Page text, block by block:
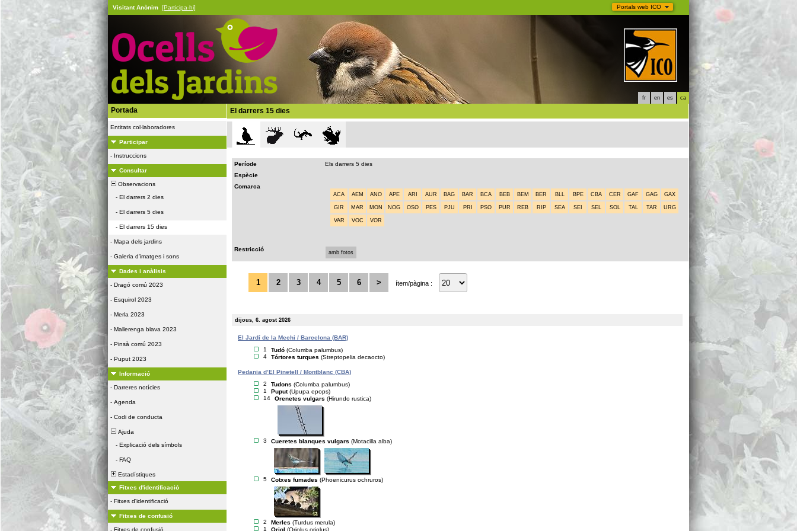
Portals web ICO
Visitant Anònim [Participa-hi]
fr en es ca
Portada
Entitats col·laboradores
Participar
- Instruccions
Consultar
Observacions
- El darrers 2 dies
- El darrers 5 dies
- El darrers 15 dies
- Mapa dels jardins
- Galeria d'imatges i sons
Dades i anàlisis
- Dragó comú 2023
- Esquirol 2023
- Merla 2023
- Mallerenga blava 2023
- Pinsà comú 2023
- Puput 2023
Informació
- Darreres notícies
- Agenda
- Codi de conducta
Ajuda
- Explicació dels símbols
- FAQ
Estadístiques
Fitxes d'identificació
- Fitxes d'identificació
Fitxes de confusió
- Fitxes de confusió
El darrers 15 dies
Període
Els darrers 5 dies
Espècie
Comarca
ACA AEM ANO APE ARI AUR BAG BAR BCA BEB BEM BER BLL BPE CBA CER GAF GAG GAX
GIR MAR MON NOG OSO PES PJU PRI PSO PUR REB RIP SEA SEI SEL SOL TAL TAR URG
VAR VOC VOR
Restricció amb fotos
1 2 3 4 5 6 > ítem/pàgina :
dijous, 6. agost 2026
El Jardí de la Mechi / Barcelona (BAR)
1
Tudó (Columba palumbus)
4
Tórtores turques (Streptopelia decaocto)
Pedania d’El Pinetell / Montblanc (CBA)
2
Tudons (Columba palumbus)
1
Puput (Upupa epops)
14
Orenetes vulgars (Hirundo rustica)
3 Cueretes blanques vulgars (Motacilla alba)
5 Cotxes fumades (Phoenicurus ochruros)
2 Merles (Turdus merula)
1
Oriol (Oriolus oriolus)